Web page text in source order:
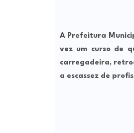
A Prefeitura
vez um curso de
carregadeira,
a escassez de